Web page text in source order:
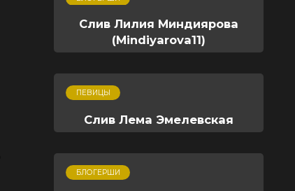
Слив Лилия Миндиярова
(Mindiyarova11)
ПЕВИЦЫ
Слив Лема Эмелевская
БЛОГЕРШИ